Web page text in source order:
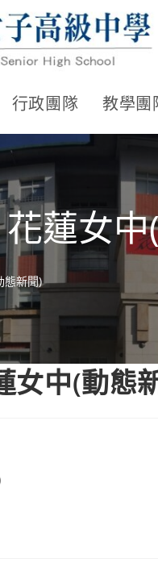
行政團隊 教學團
蓮女
態新聞)
女中(動態